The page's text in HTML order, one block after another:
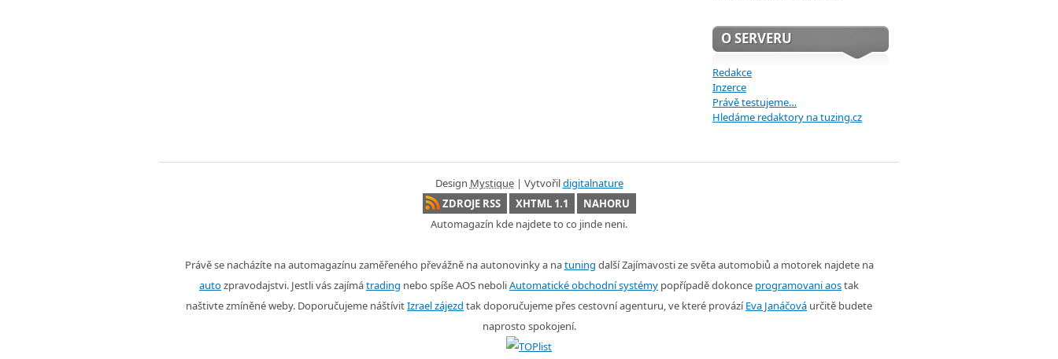
O SERVERU
Redakce
Inzerce
Právě testujeme…
Hledáme redaktory na tuzing.cz
Design Mystique| Vytvořildigitalnature
ZDROJE RSS
XHTML 1.1
NAHORU
Automagazín kde najdete to co jinde neni.
Právě se nacházíte na automagazínu zaměřeného převážně na autonovinky a natuning další Zajímavosti ze světa automobiů a motorek najdete na
autozpravodajstvi. Jestli vás zajímátrading nebo spíše AOS neboliAutomatické obchodní systémy popřípadě dokonce programovani aostak
naštivte zmíněné weby. Doporučujeme náštívitIzrael zájezd tak doporučujeme přes cestovní agenturu, ve které provázíEva Janáčová určitě budete
naprosto spokojení.